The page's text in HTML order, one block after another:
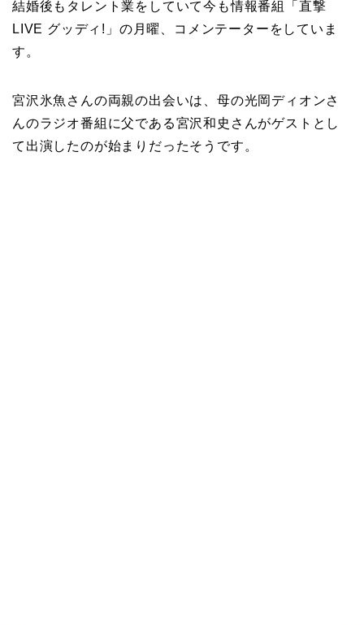
結婚後もタレント業をしていて今も情報番組「直撃
LIVE グッディ!」の月曜、コメンテーターをしていま
す。
宮沢氷魚さんの両親の出会いは、母の光岡ディオンさ
んのラジオ番組に父である宮沢和史さんがゲストとし
て出演したのが始まりだったそうです。